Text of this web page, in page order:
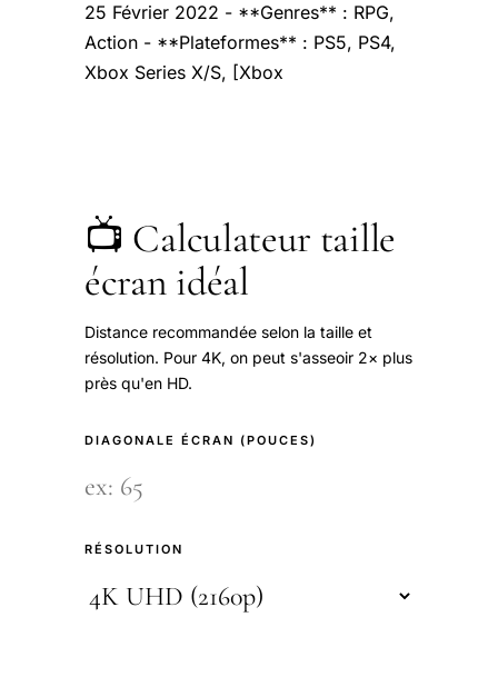
25 Février 2022 - **Genres** : RPG,
Action - **Plateformes** : PS5, PS4,
Xbox Series X/S, [Xbox
📺 Calculateur taille
écran idéal
Distance recommandée selon la taille et
résolution. Pour 4K, on peut s'asseoir 2× plus
près qu'en HD.
DIAGONALE ÉCRAN (POUCES)
RÉSOLUTION